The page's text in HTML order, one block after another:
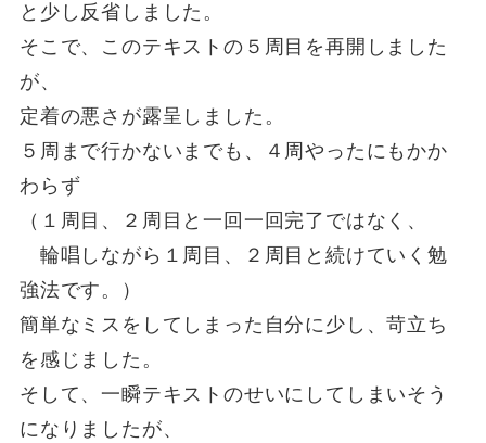
と少し反省しました。
そこで、このテキストの５周目を再開しました
が、
定着の悪さが露呈しました。
５周まで行かないまでも、４周やったにもかか
わらず
（１周目、２周目と一回一回完了ではなく、
輪唱しながら１周目、２周目と続けていく勉
強法です。）
簡単なミスをしてしまった自分に少し、苛立ち
を感じました。
そして、一瞬テキストのせいにしてしまいそう
になりましたが、